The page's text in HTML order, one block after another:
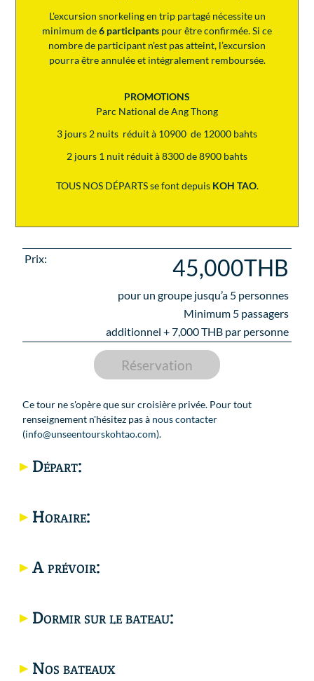
Ce tour ne s'opère que sur croisière privée. Pour tout
renseignement n'hésitez pas à nous contacter
(info@unseentourskohtao.com).
Départ:
Horaire:
A prévoir:
Dormir sur le bateau:
Nos bateaux
L'excursion snorkeling en trip partagé nécessite un
minimum de6 participants pour être confirmée. Si ce
nombre de participant n’est pas atteint, l’excursion
pourra être annulée et intégralement remboursée.
PROMOTIONS
Parc National de Ang Thong
3 jours 2 nuits réduit à 10900 de 12000 bahts
2 jours 1 nuit réduit à 8300 de 8900 bahts
TOUS NOS DÉPARTS se font depuis KOH TAO.
Prix: 45,000THB
pour un groupe jusqu’a 5 personnes
Minimum 5 passagers
additionnel +7,000THB par personne
Réservation